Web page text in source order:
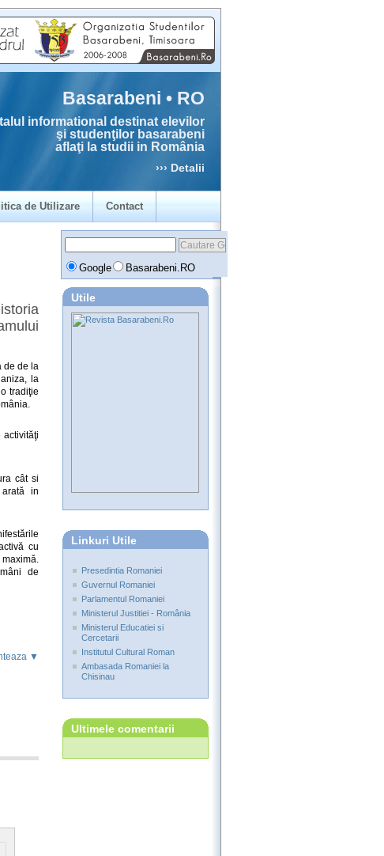
Basarabeni • RO
informational destinat elevilor
şi studenţilor basarabeni
aflaţi la studii in România
››› Detalii
de Utilizare Contact
Google Basarabeni.RO
de de la
la
tradiţie
cât si
in
cu
de
▼
Utile
Linkuri Utile
Presedintia Romaniei
Guvernul Romaniei
Parlamentul Romaniei
Ministerul Justitiei - România
Ministerul Educatiei si
Cercetarii
Institutul Cultural Roman
Ambasada Romaniei la
Chisinau
Ultimele comentarii